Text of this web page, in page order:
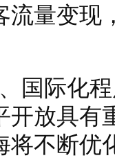
流量变现
国际化
开放具有
将不断优